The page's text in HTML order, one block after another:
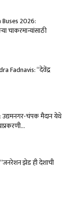
Buses 2026:
चाकरमान्यांसाठी
Fadnavis: “देवेंद्र
चंपक मैदान येथे
झेड ही देशाची